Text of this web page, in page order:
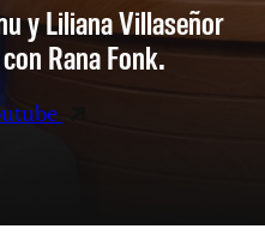
y Liliana Villaseñor
Rana Fonk.